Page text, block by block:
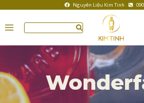
Nguyên Liệu Kim Tinh